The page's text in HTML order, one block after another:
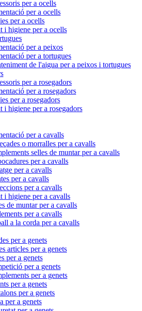
per a ocells
per a ocells
per a ocells
i higiene per a ocells
per a peixos
per a tortugues
de l'aigua per a peixos i tortugues
per a rosegadors
per a rosegadors
per a rosegadors
i higiene per a rosegadors
per a cavalls
o morralles per a cavalls
selles de muntar per a cavalls
per a cavalls
per a cavalls
per a cavalls
per a cavalls
i higiene per a cavalls
de muntar per a cavalls
per a cavalls
a la corda per a cavalls
per a genets
articles per a genets
per a genets
per a genets
per a genets
per a genets
per a genets
per a genets